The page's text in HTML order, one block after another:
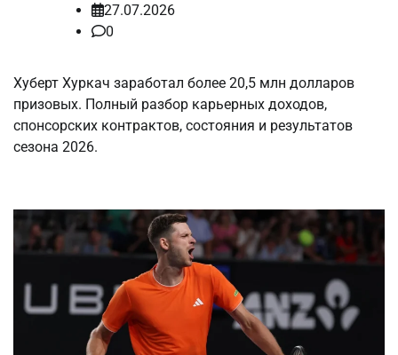
27.07.2026
0
Хуберт Хуркач заработал более 20,5 млн долларов
призовых. Полный разбор карьерных доходов,
спонсорских контрактов, состояния и результатов
сезона 2026.